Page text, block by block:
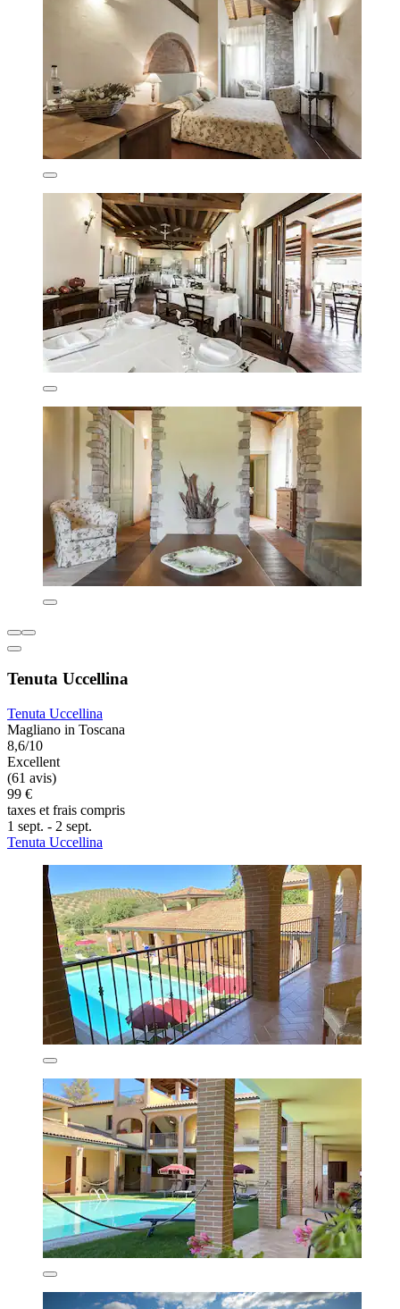
Tenuta Uccellina
Tenuta Uccellina
Magliano in Toscana
8,6/10
Excellent
(61 avis)
99 €
taxes et frais compris
1 sept. - 2 sept.
Tenuta Uccellina